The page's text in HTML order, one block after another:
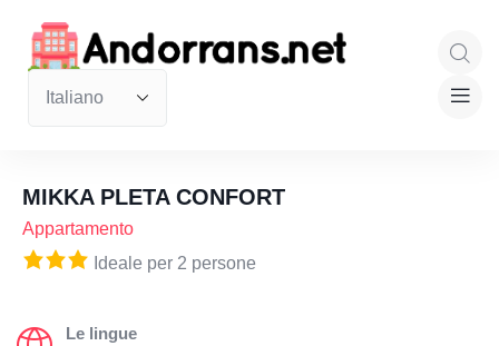
MIKKA PLETA CONFORT
Appartamento
Ideale per 2 persone
Le lingue